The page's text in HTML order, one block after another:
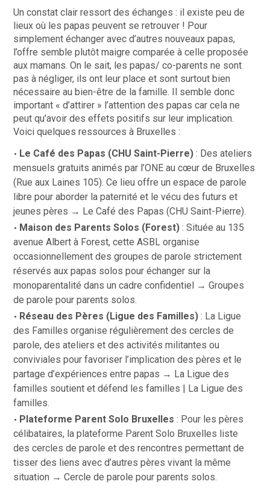
Un constat clair ressort des échanges : il existe peu de
lieux où les papas peuvent se retrouver ! Pour
simplement échanger avec d’autres nouveaux papas,
l’offre semble plutôt maigre comparée à celle proposée
aux mamans. On le sait, les papas/ co-parents ne sont
pas à négliger, ils ont leur place et sont surtout bien
nécessaire au bien-être de la famille. Il semble donc
important « d’attirer » l’attention des papas car cela ne
peut qu’avoir des effets positifs sur leur implication.
Voici quelques ressources à Bruxelles :
Le Café des Papas (CHU Saint-Pierre) : Des ateliers
mensuels gratuits animés par l’ONE au cœur de Bruxelles
(Rue aux Laines 105). Ce lieu offre un espace de parole
libre pour aborder la paternité et le vécu des futurs et
jeunes pères → Le Café des Papas (CHU Saint-Pierre).
Maison des Parents Solos (Forest) : Située au 135
avenue Albert à Forest, cette ASBL organise
occasionnellement des groupes de parole strictement
réservés aux papas solos pour échanger sur la
monoparentalité dans un cadre confidentiel →Groupes
de parole pour parents solos.
Réseau des Pères (Ligue des Familles) : La Ligue
des Familles organise régulièrement des cercles de
parole, des ateliers et des activités militantes ou
conviviales pour favoriser l’implication des pères et le
partage d’expériences entre papas → La Ligue des
familles soutient et défend les familles | La Ligue des
familles.
Plateforme Parent Solo Bruxelles : Pour les pères
célibataires, la plateforme Parent Solo Bruxelles liste
des cercles de parole et des rencontres permettant de
tisser des liens avec d’autres pères vivant la même
situation →Cercle de parole pour parents solos.